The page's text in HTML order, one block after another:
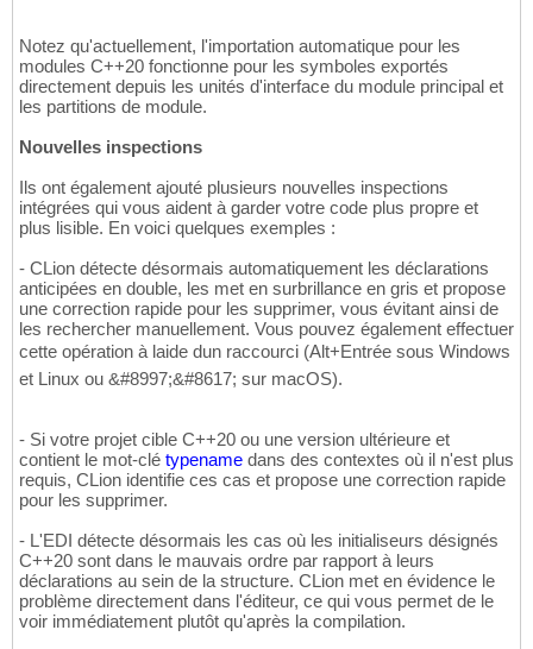
Notez qu'actuellement, l'importation automatique pour les
modules C++20 fonctionne pour les symboles exportés
directement depuis les unités d'interface du module principal et
les partitions de module.
Nouvelles inspections
Ils ont également ajouté plusieurs nouvelles inspections
intégrées qui vous aident à garder votre code plus propre et
plus lisible. En voici quelques exemples :
- CLion détecte désormais automatiquement les déclarations
anticipées en double, les met en surbrillance en gris et propose
une correction rapide pour les supprimer, vous évitant ainsi de
les rechercher manuellement. Vous pouvez également effectuer
cette opération à laide dun raccourci (Alt+Entrée sous Windows
et Linux ou &#8997;&#8617; sur macOS).
- Si votre projet cible C++20 ou une version ultérieure et
contient le mot-clé typename dans des contextes où il n'est plus
requis, CLion identifie ces cas et propose une correction rapide
pour les supprimer.
- L'EDI détecte désormais les cas où les initialiseurs désignés
C++20 sont dans le mauvais ordre par rapport à leurs
déclarations au sein de la structure. CLion met en évidence le
problème directement dans l'éditeur, ce qui vous permet de le
voir immédiatement plutôt qu'après la compilation.